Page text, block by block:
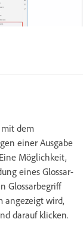
mit dem
einer Ausgabe
Möglichkeit,
eines Glossar-
Glossarbegriff
angezeigt wird,
darauf klicken.